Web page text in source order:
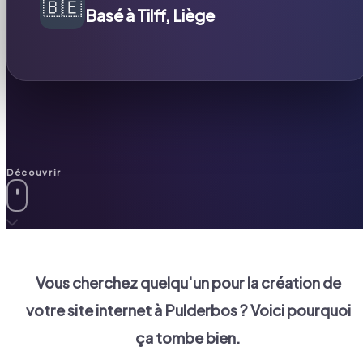
🇧🇪 Basé à Tilff, Liège
Découvrir
Vous cherchez quelqu'un pour la création de
votre site internet à Pulderbos? Voici pourquoi
ça tombe bien.